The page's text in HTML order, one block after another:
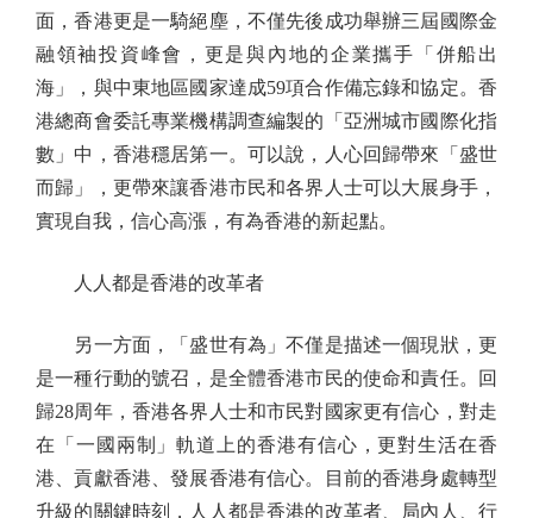
面，香港更是一騎絕塵，不僅先後成功舉辦三屆國際金
融領袖投資峰會，更是與內地的企業攜手「併船出
海」，與中東地區國家達成59項合作備忘錄和協定。香
港總商會委託專業機構調查編製的「亞洲城市國際化指
數」中，香港穩居第一。可以說，人心回歸帶來「盛世
而歸」，更帶來讓香港市民和各界人士可以大展身手，
實現自我，信心高漲，有為香港的新起點。
人人都是香港的改革者
另一方面，「盛世有為」不僅是描述一個現狀，更
是一種行動的號召，是全體香港市民的使命和責任。回
歸28周年，香港各界人士和市民對國家更有信心，對走
在「一國兩制」軌道上的香港有信心，更對生活在香
港、貢獻香港、發展香港有信心。目前的香港身處轉型
升級的關鍵時刻，人人都是香港的改革者、局內人、行